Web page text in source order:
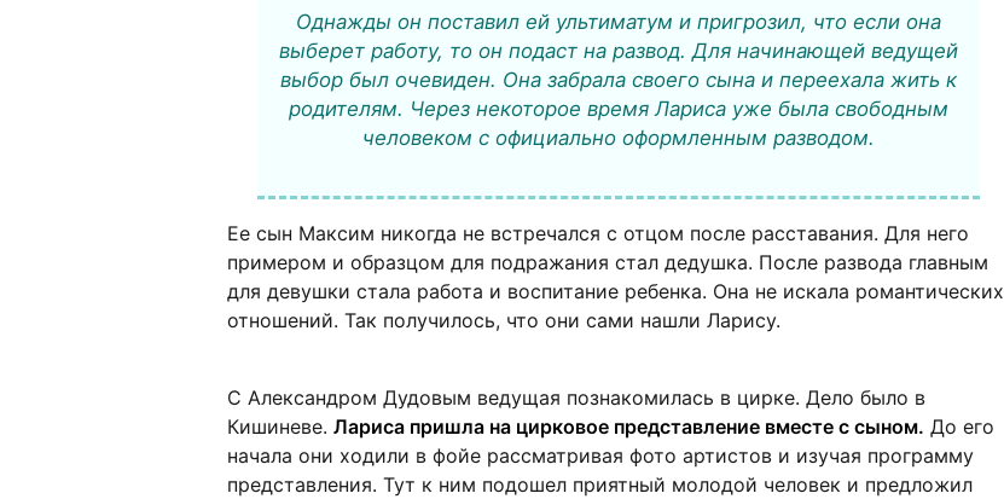
Однажды он поставил ей ультиматум и пригрозил, что если она
выберет работу, то он подаст на развод. Для начинающей ведущей
выбор был очевиден. Она забрала своего сына и переехала жить к
родителям. Через некоторое время Лариса уже была свободным
человеком с официально оформленным разводом.
Ее сын Максим никогда не встречался с отцом после расставания. Для него
примером и образцом для подражания стал дедушка. После развода главным
для девушки стала работа и воспитание ребенка. Она не искала романтических
отношений. Так получилось, что они сами нашли Ларису.
С Александром Дудовым ведущая познакомилась в цирке. Дело было в
Кишиневе. Лариса пришла на цирковое представление вместе с сыном. До его
начала они ходили в фойе рассматривая фото артистов и изучая программу
представления. Тут к ним подошел приятный молодой человек и предложил